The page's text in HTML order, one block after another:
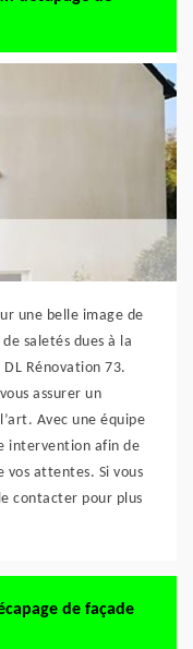
une belle image de
saletés dues à la
Rénovation 73.
assurer un
Avec une équipe
intervention afin de
attentes. Si vous
contacter pour plus
de façade